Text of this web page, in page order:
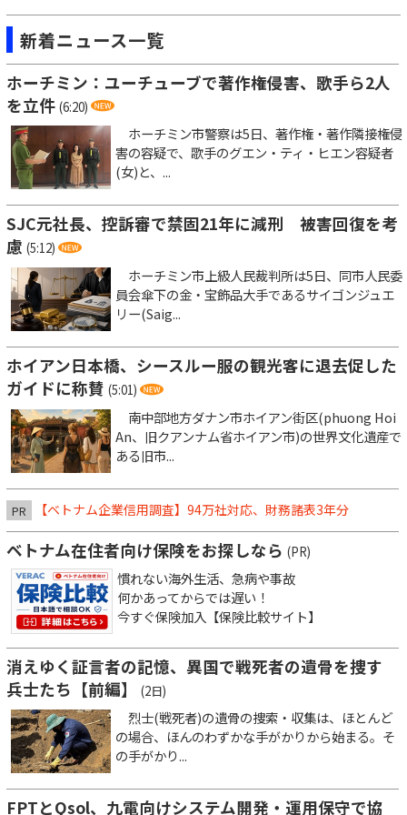
新着ニュース一覧
ホーチミン：ユーチューブで著作権侵害、歌手ら2人
を立件 (6:20)
ホーチミン市警察は5日、著作権・著作隣接権侵
害の容疑で、歌手のグエン・ティ・ヒエン容疑者
(女)と、...
SJC元社長、控訴審で禁固21年に減刑 被害回復を考
慮 (5:12)
ホーチミン市上級人民裁判所は5日、同市人民委
員会傘下の金・宝飾品大手であるサイゴンジュエ
リー(Saig...
ホイアン日本橋、シースルー服の観光客に退去促した
ガイドに称賛 (5:01)
南中部地方ダナン市ホイアン街区(phuong Hoi
An、旧クアンナム省ホイアン市)の世界文化遺産で
ある旧市...
PR 【ベトナム企業信用調査】94万社対応、財務諸表3年分
ベトナム在住者向け保険をお探しなら (PR)
慣れない海外生活、急病や事故
何かあってからでは遅い！
今すぐ保険加入【保険比較サイト】
消えゆく証言者の記憶、異国で戦死者の遺骨を捜す
兵士たち【前編】
(2日)
烈士(戦死者)の遺骨の捜索・収集は、ほとんど
の場合、ほんのわずかな手がかりから始まる。そ
の手がかり...
FPTとQsol、九電向けシステム開発・運用保守で協